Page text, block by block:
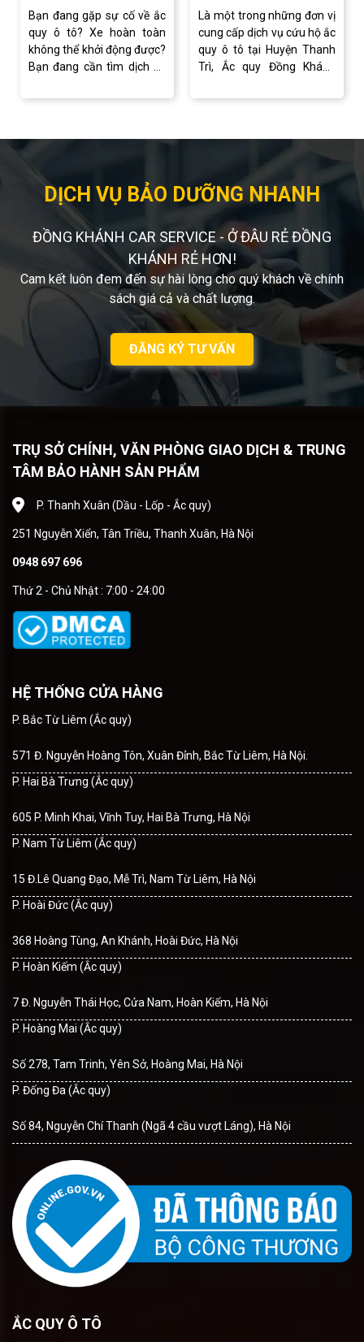
Chuyên Nghiệp, Giá Tốt
Bạn đang gặp sự cố về ắc
quy ô tô? Xe hoàn toàn
không thể khởi động được?
Bạn đang cần tìm dịch vụ
Huyện Thường Tín?
Chuyên Nghiệp
Là một trong những đơn vị
cung cấp dịch vụ cứu hộ ắc
quy ô tô tại Huyện Thanh
Trì, Ắc quy Đồng Khánh
dịch vụ chất lượng cao.
DỊCH VỤ BẢO DƯỠNG NHANH
ĐỒNG KHÁNH CAR SERVICE - Ở ĐÂU RẺ ĐỒNG
KHÁNH RẺ HƠN!
Cam kết luôn đem đến sự hài lòng cho quý khách về chính
sách giá cả và chất lượng.
ĐĂNG KÝ TƯ VẤN
TRỤ SỞ CHÍNH, VĂN PHÒNG GIAO DỊCH & TRUNG
TÂM BẢO HÀNH SẢN PHẨM
P. Thanh Xuân (Dầu - Lốp - Ắc quy)
251 Nguyễn Xiển, Tân Triều, Thanh Xuân, Hà Nội
0948 697 696
Thứ 2 - Chủ Nhật : 7:00 - 24:00
HỆ THỐNG CỬA HÀNG
P. Bắc Từ Liêm (Ắc quy)
571 Đ. Nguyễn Hoàng Tôn, Xuân Đỉnh, Bắc Từ Liêm, Hà Nội.
P. Hai Bà Trưng (Ắc quy)
605 P. Minh Khai, Vĩnh Tuy, Hai Bà Trưng, Hà Nội
P. Nam Từ Liêm (Ắc quy)
15 Đ.Lê Quang Đạo, Mễ Trì, Nam Từ Liêm, Hà Nội
P. Hoài Đức (Ắc quy)
368 Hoàng Tùng, An Khánh, Hoài Đức, Hà Nội
P. Hoàn Kiếm (Ắc quy)
7 Đ. Nguyễn Thái Học, Cửa Nam, Hoàn Kiếm, Hà Nội
P. Hoàng Mai (Ắc quy)
Số 278, Tam Trinh, Yên Sở, Hoàng Mai, Hà Nội
P. Đống Đa (Ắc quy)
Số 84, Nguyễn Chí Thanh (Ngã 4 cầu vượt Láng), Hà Nội
ẮC QUY Ô TÔ